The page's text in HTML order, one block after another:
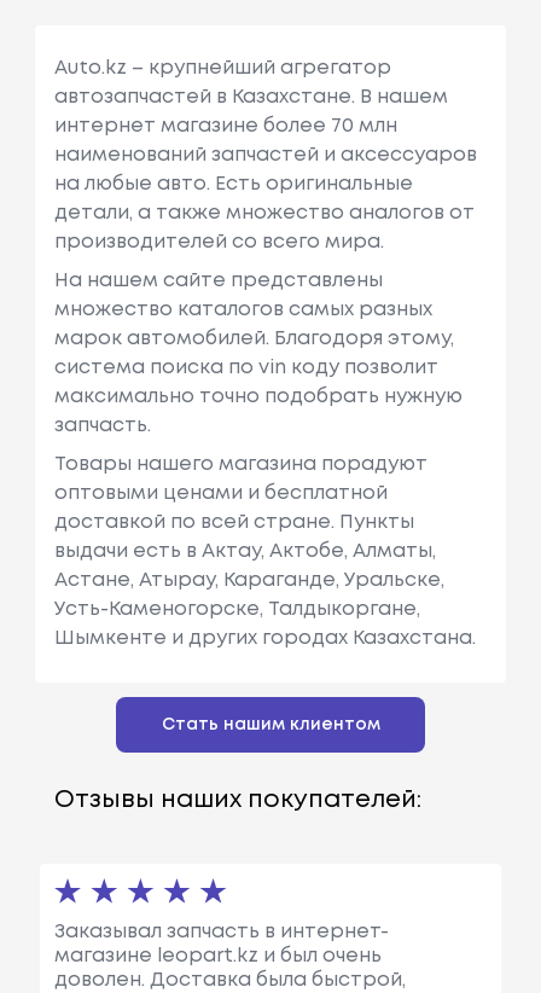
Auto.kz – крупнейший агрегатор
автозапчастей в Казахстане. В нашем
интернет магазине более 70 млн
наименований запчастей и аксессуаров
на любые авто. Есть оригинальные
детали, а также множество аналогов от
производителей со всего мира.
На нашем сайте представлены
множество каталогов самых разных
марок автомобилей. Благодоря этому,
система поиска по vin коду позволит
максимально точно подобрать нужную
запчасть.
Товары нашего магазина порадуют
оптовыми ценами и бесплатной
доставкой по всей стране. Пункты
выдачи есть в Актау, Актобе, Алматы,
Астане, Атырау, Караганде, Уральске,
Усть-Каменогорске, Талдыкоргане,
Шымкенте и других городах Казахстана.
Стать нашим клиентом
Отзывы наших покупателей:
Заказывал запчасть в интернет-
магазине leopart.kz и был очень
доволен. Доставка была быстрой,